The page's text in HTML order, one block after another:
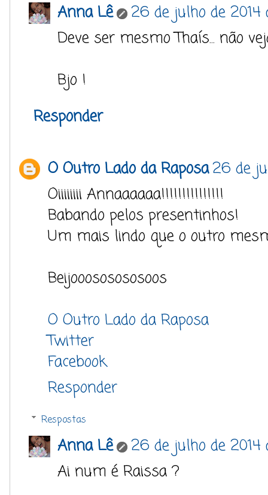
Anna Lê
26 de julho de 2014
Deve ser mesmo Thaís... não
Bjo !
Responder
O Outro Lado da Raposa26 de
Oiiiiiiii Annaaaaaa!!!!!!!!!!!!!!!
Babando pelos presentinhos!
Um mais lindo que o outro
Beijooososososoos
O Outro Lado da Raposa
Twitter
Facebook
Responder
Respostas
Anna Lê
26 de julho de
Ai num é Raissa ?